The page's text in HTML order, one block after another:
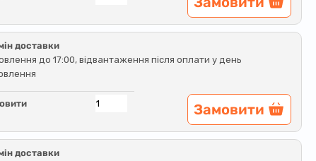
доставки
до 17:00, відвантаження після оплати у день
Замовити
доставки